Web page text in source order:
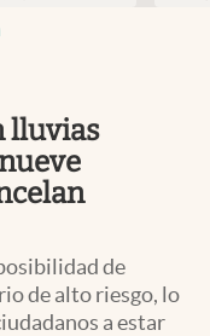
lluvias
de
de alto riesgo, lo
a estar